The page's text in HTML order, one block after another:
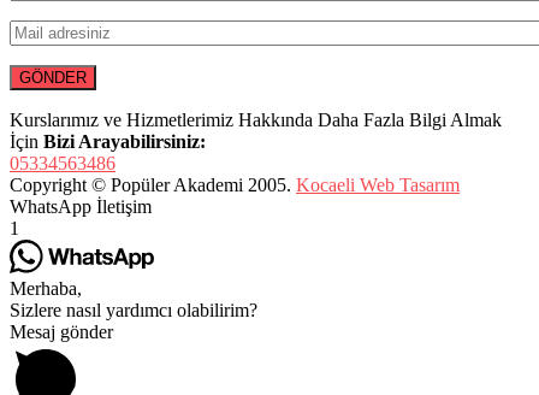
Kurslarımız ve Hizmetlerimiz Hakkında Daha Fazla Bilgi Almak
İçin Bizi Arayabilirsiniz:
05334563486
Copyright © Popüler Akademi 2005. Kocaeli Web Tasarım
WhatsApp İletişim
1
Merhaba,
Sizlere nasıl yardımcı olabilirim?
Mesaj gönder